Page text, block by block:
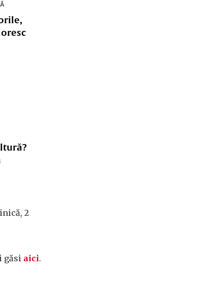
2
găsi aici.